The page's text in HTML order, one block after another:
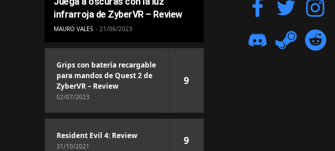
infrarroja de ZyberVR – Review
MAURO VALES 21/06/2023
Grips con batería recargable
para mandos de Quest 2 de
ZyberVR – Review
02/07/2023
9
Resident Evil 4: Review
31/10/2021 9